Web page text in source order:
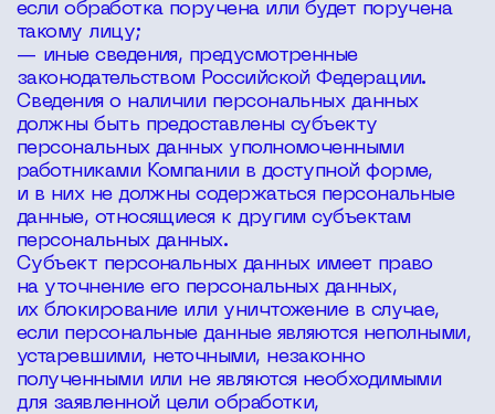
если обработка поручена или будет поручена
такому лицу;
— иные сведения, предусмотренные
законодательством Российской Федерации.
Сведения о наличии персональных данных
должны быть предоставлены субъекту
персональных данных уполномоченными
работниками Компании в доступной форме,
и в них не должны содержаться персональные
данные, относящиеся к другим субъектам
персональных данных.
Субъект персональных данных имеет право
на уточнение его персональных данных,
их блокирование или уничтожение в случае,
если персональные данные являются неполными,
устаревшими, неточными, незаконно
полученными или не являются необходимыми
для заявленной цели обработки,